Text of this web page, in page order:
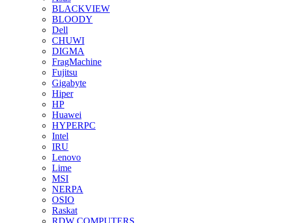
BLACKVIEW
BLOODY
Dell
CHUWI
DIGMA
FragMachine
Fujitsu
Gigabyte
Hiper
HP
Huawei
HYPERPC
Intel
IRU
Lenovo
Lime
MSI
NERPA
OSIO
Raskat